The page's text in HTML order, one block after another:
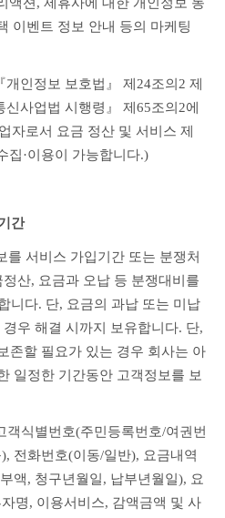
이벤트 정보 안내 등의 마케팅
인정보 보호법』 제24조의2 제
신사업법 시행령』 제65조의2에
자로서 요금 정산 및 서비스 제
집·이용이 가능합니다.)
간
를 서비스 가입기간 또는 분쟁처
산, 요금과 오납 등 분쟁대비를
니다. 단, 요금의 과납 또는 미납
우 해결 시까지 보유합니다. 단,
존할 필요가 있는 경우 회사는 아
일정한 기간동안 고객정보를 보
객식별번호(주민등록번호/여권번
전화번호(이동/일반), 요금내역
액, 청구년월일, 납부년월일), 요
명, 이용서비스, 감액금액 및 사